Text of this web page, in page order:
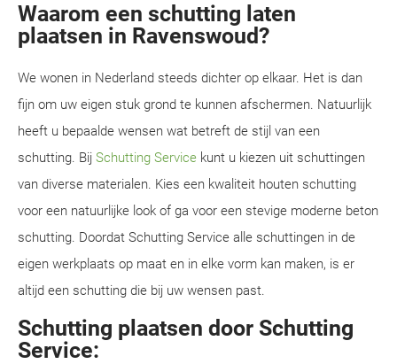
Waarom een schutting laten
plaatsen in Ravenswoud?
We wonen in Nederland steeds dichter op elkaar. Het is dan
fijn om uw eigen stuk grond te kunnen afschermen. Natuurlijk
heeft u bepaalde wensen wat betreft de stijl van een
schutting. Bij Schutting Service kunt u kiezen uit schuttingen
van diverse materialen. Kies een kwaliteit houten schutting
voor een natuurlijke look of ga voor een stevige moderne beton
schutting. Doordat Schutting Service alle schuttingen in de
eigen werkplaats op maat en in elke vorm kan maken, is er
altijd een schutting die bij uw wensen past.
Schutting plaatsen door Schutting
Service: